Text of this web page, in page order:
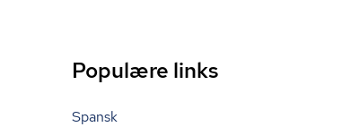
Populære links
Spansk